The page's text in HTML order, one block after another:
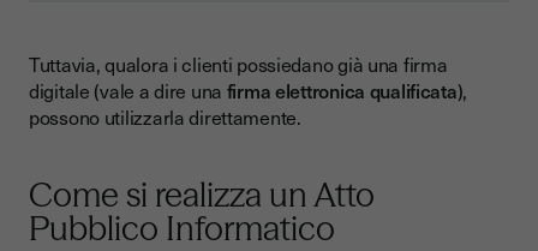
Tuttavia, qualora i clienti possiedano già una firma
digitale (vale a dire una firma elettronica qualificata),
possono utilizzarla direttamente.
Come si realizza un Atto
Pubblico Informatico